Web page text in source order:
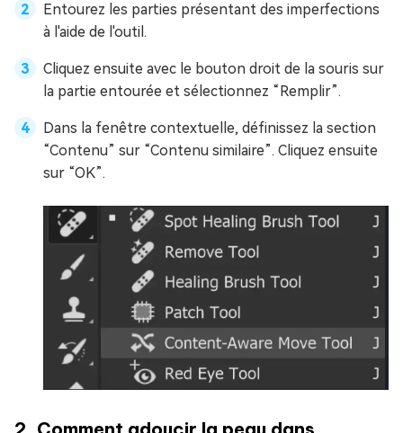
Entourez les parties présentant des imperfections
à l'aide de l'outil.
Cliquez ensuite avec le bouton droit de la souris sur
la partie entourée et sélectionnez “Remplir”.
Dans la fenêtre contextuelle, définissez la section
“Contenu” sur “Contenu similaire”. Cliquez ensuite
sur “OK”.